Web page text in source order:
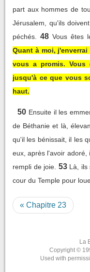
part aux hommes de
Jérusalem, qu'ils
péchés.
48 Vous êtes
Quant à moi,
vous a promis.
jusqu'à ce que vous
haut.
50 Ensuite il les
de Béthanie et là,
qu'il les bénissait, il les
eux, après l'avoir adoré,
rempli de joie. 53 Là, ils
cour du Temple pour
« Chapitre 23
La
Copyright ©
Used with